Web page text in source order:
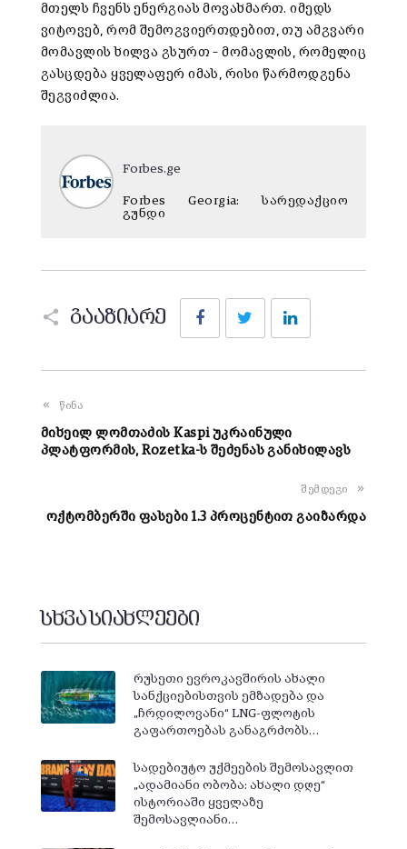
მთელს ჩვენს ენერგიას მოვახმართ. იმედს
ვიტოვებ, რომ შემოგვიერთდებით, თუ ამგვარი
მომავლის ხილვა გსურთ – მომავლის, რომელიც
გასცდება ყველაფერ იმას, რისი წარმოდგენა
შეგვიძლია.
Forbes.ge
Forbes Georgia: სარედაქციო
გუნდი
გააზიარე
FacebookTwitter
წინა
მიხეილ ლომთაძის Kaspi უკრაინული
პლატფორმის, Rozetka-ს შეძენას განიხილავს
შემდეგი
ოქტომბერში ფასები 1.3 პროცენტით გაიზარდა
სხვა სიახლეები
რუსეთი ევროკავშირის ახალი
სანქციებისთვის ემზადება და
„ჩრდილოვანი“ LNG-ფლოტის
გაფართოებას განაგრძობს…
სადებიუტო უქმეების შემოსავლით
„ადამიანი ობობა: ახალი დღე“
ისტორიაში ყველაზე
შემოსავლიანი…